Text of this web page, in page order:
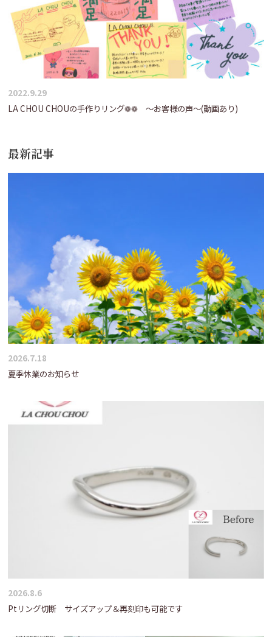
2022.9.29
LA CHOU CHOUの手作りリング❁❁ ～お客様の声～(動画あり)
最新記事
2026.7.18
夏季休業のお知らせ
2026.8.6
Ptリング切断 サイズアップ＆再刻印も可能です